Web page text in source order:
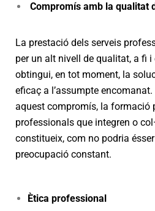
Compromís amb la qualitat
La prestació dels serveis
per un alt nivell de qualitat, a fi
obtingui, en tot moment, la
eficaç a l’assumpte
aquest compromís, la formació
professionals que integren o
constitueix, com no podria
preocupació constant.
Ètica professional